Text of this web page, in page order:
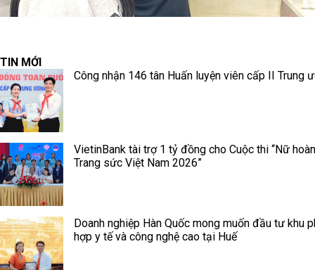
TIN MỚI
Công nhận 146 tân Huấn luyện viên cấp II Trung
VietinBank tài trợ 1 tỷ đồng cho Cuộc thi “Nữ
Trang sức Việt Nam 2026”
Doanh nghiệp Hàn Quốc mong muốn đầu tư khu
hợp y tế và công nghệ cao tại Huế